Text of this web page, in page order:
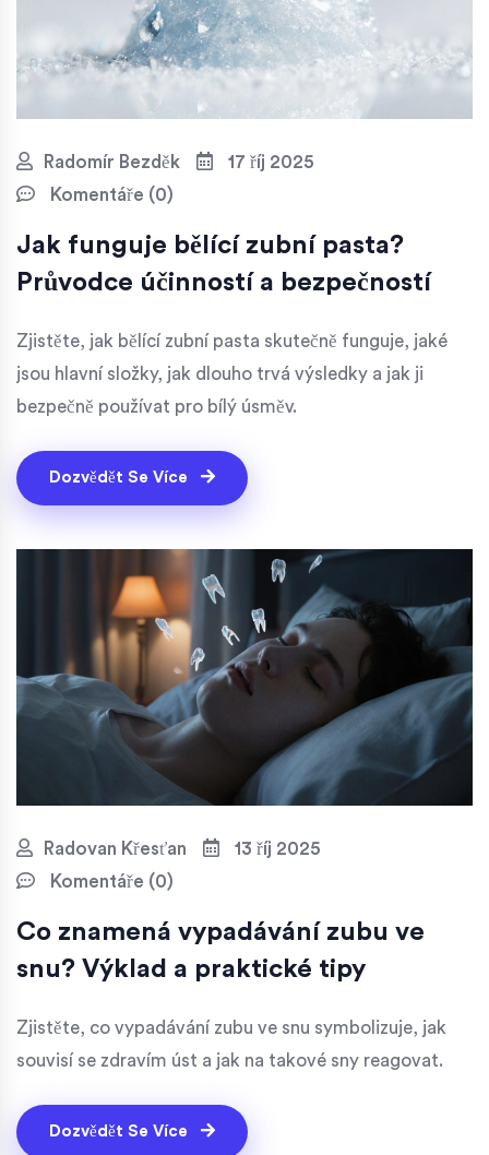
Radomír Bezděk
17 říj 2025
Komentáře (0)
Jak funguje bělící zubní pasta?
Průvodce účinností a bezpečností
Zjistěte, jak bělící zubní pasta skutečně funguje, jaké
jsou hlavní složky, jak dlouho trvá výsledky a jak ji
bezpečně používat pro bílý úsměv.
Dozvědět Se Více
Radovan Křesťan
13 říj 2025
Komentáře (0)
Co znamená vypadávání zubu ve
snu? Výklad a praktické tipy
Zjistěte, co vypadávání zubu ve snu symbolizuje, jak
souvisí se zdravím úst a jak na takové sny reagovat.
Dozvědět Se Více